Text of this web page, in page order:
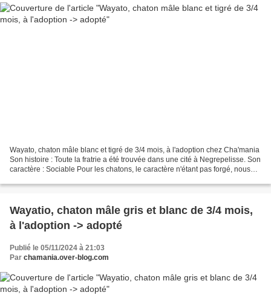
Wayato, chaton mâle blanc et tigré de 3/4 mois, à l'adoption chez Cha'mania
Son histoire : Toute la fratrie a été trouvée dans une cité à Negrepelisse. Son
caractère : Sociable Pour les chatons, le caractère n'étant pas forgé, nous
Wayatio, chaton mâle gris et blanc de 3/4 mois,
à l'adoption -> adopté
Publié le 05/11/2024 à 21:03
Par chamania.over-blog.com